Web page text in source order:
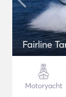
Fairline
Motoryacht